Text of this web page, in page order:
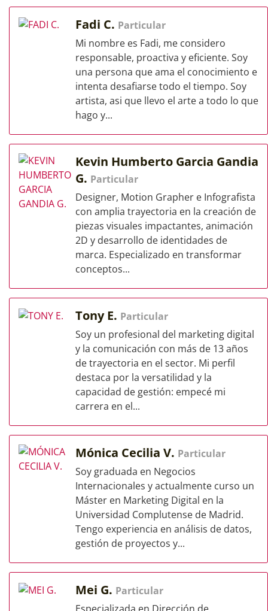
Fadi C. Particular
Mi nombre es Fadi, me considero
responsable, proactiva y eficiente. Soy
una persona que ama el conocimiento e
intenta desafiarse todo el tiempo. Soy
artista, asi que llevo el arte a todo lo que
hago y...
Kevin Humberto Garcia Gandia
G. Particular
Designer, Motion Grapher e Infografista
con amplia trayectoria en la creación de
piezas visuales impactantes, animación
2D y desarrollo de identidades de
marca. Especializado en transformar
conceptos...
Tony E. Particular
Soy un profesional del marketing digital
y la comunicación con más de 13 años
de trayectoria en el sector. Mi perfil
destaca por la versatilidad y la
capacidad de gestión: empecé mi
carrera en el...
Mónica Cecilia V. Particular
Soy graduada en Negocios
Internacionales y actualmente curso un
Máster en Marketing Digital en la
Universidad Complutense de Madrid.
Tengo experiencia en análisis de datos,
gestión de proyectos y...
Mei G. Particular